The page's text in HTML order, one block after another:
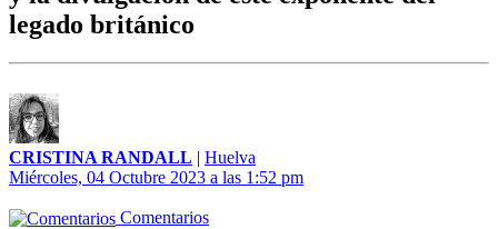
legado británico
CRISTINA RANDALL | Huelva
Miércoles, 04 Octubre 2023 a las 1:52 pm
Comentarios